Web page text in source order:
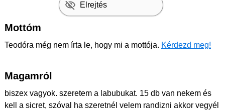
Elrejtés
Mottóm
Teodóra még nem írta le, hogy mi a mottója. Kérdezd meg!
Magamról
biszex vagyok. szeretem a labubukat. 15 db van nekem és
kell a sicret, szóval ha szeretnél velem randizni akkor vegyél